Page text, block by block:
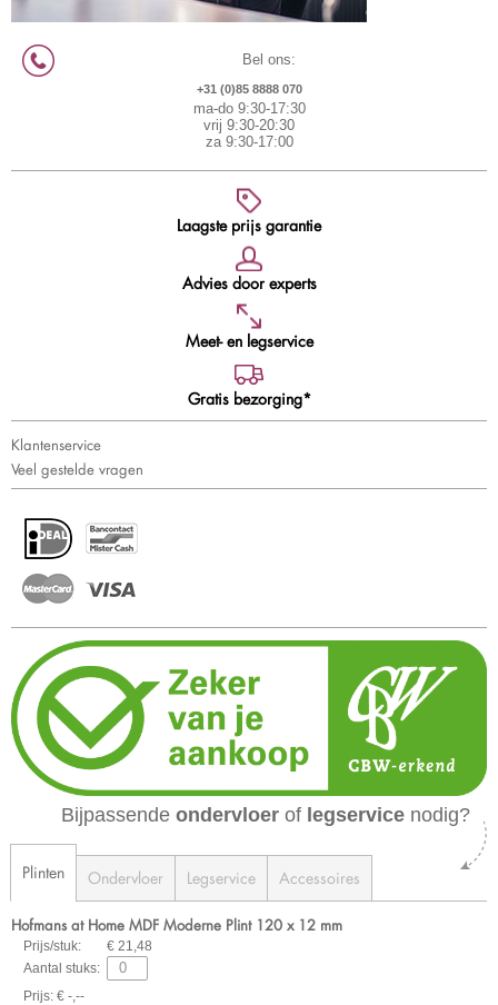
Bel ons:
+31 (0)85 8888 070
ma-do 9:30-17:30
vrij 9:30-20:30
za 9:30-17:00
Laagste prijs garantie
Advies door experts
Meet- en legservice
Gratis bezorging*
Klantenservice
Veel gestelde vragen
Bijpassende ondervloer of legservice nodig?
Plinten Ondervloer Legservice Accessoires
Hofmans at Home MDF Moderne Plint 120 x 12 mm
Prijs/stuk:
€ 21,48
Aantal stuks:
Prijs: € -,--